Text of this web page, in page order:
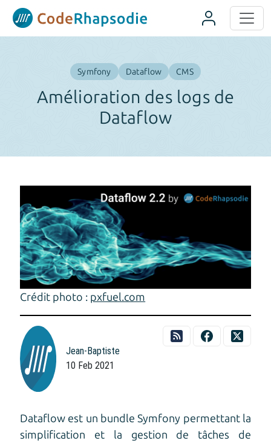
Symfony Dataflow CMS
Amélioration des logs de
Dataflow
Crédit photo : pxfuel.com
Jean-Baptiste
10 Feb 2021
Dataflow est un bundle Symfony permettant la
simplification et la gestion de tâches de
Panneau de gestion des cookies